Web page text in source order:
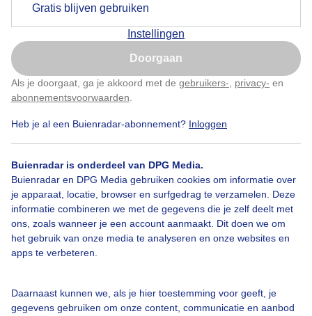
Gratis blijven gebruiken
Instellingen
Doorgaan
Als je doorgaat, ga je akkoord met de gebruikers- privacy- en
abonnementsvoorwaarden
Heb je al een Buienradar-abonnement? Inloggen
Buienradar is onderdeel van DPG Media.
Buienradar en DPG Media gebruiken cookies om informatie over
je apparaat, locatie, browser en surfgedrag te verzamelen. Deze
informatie combineren we met de gegevens die je zelf deelt met
ons, zoals wanneer je een account aanmaakt. Dit doen we om
het gebruik van onze media te analyseren en onze websites en
apps te verbeteren.
Daarnaast kunnen we, als je hier toestemming voor geeft, je
gegevens gebruiken om onze content, communicatie en aanbod
Door: Kees Jak Gemaakt: 08-07-2026, 60x bekeken
Wolken
Bekijk slideshow
Nu niet, misschien later
Klik hierom dit aan te passen